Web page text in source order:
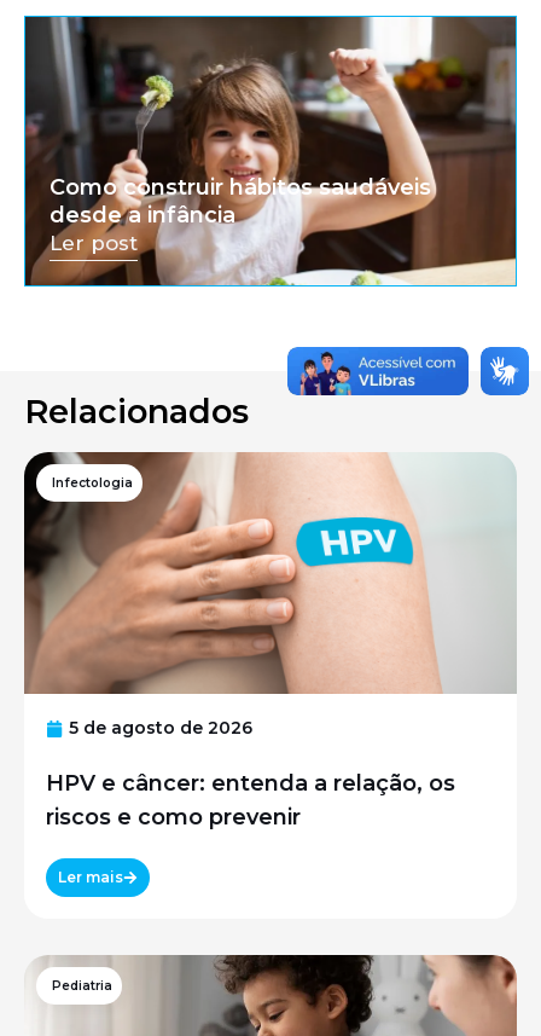
Como construir hábitos saudáveis
desde a infância
Ler post
Relacionados
Infectologia
5 de agosto de 2026
HPV e câncer: entenda a relação, os
riscos e como prevenir
Ler mais
Pediatria